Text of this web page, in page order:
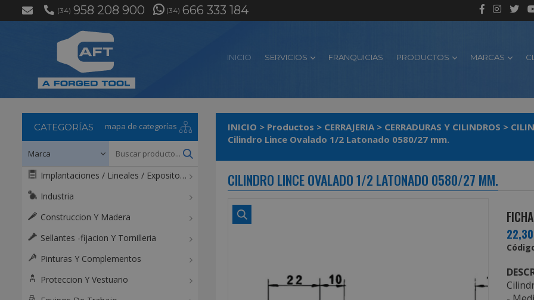
(34) 958 208 900 (34) 666 333 184
INICIO SERVICIOS FRANQUICIAS PRODUCTOS MARCAS
INICIO > Productos > CERRAJERIA > CERRADURAS Y CILINDROS >
Cilindro Lince Ovalado 1/2 Latonado 0580/27 mm.
CILINDRO LINCE OVALADO 1/2 LATONADO 0580/27 MM.
CATEGORÍAS mapa de categorías
Implantaciones / Lineales / Expositores / Mostradores
Industria
Construccion Y Madera
Sellantes -fijacion Y Tornilleria
Pinturas Y Complementos
Proteccion Y Vestuario